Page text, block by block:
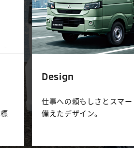
Design
仕事への頼もしさとスマ
備えたデザイン。